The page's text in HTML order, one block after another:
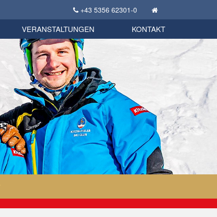
+43 5356 62301-0
KSC Sportgeschichte
Bekleidungsshop
VERANSTALTUNGEN KONTAKT